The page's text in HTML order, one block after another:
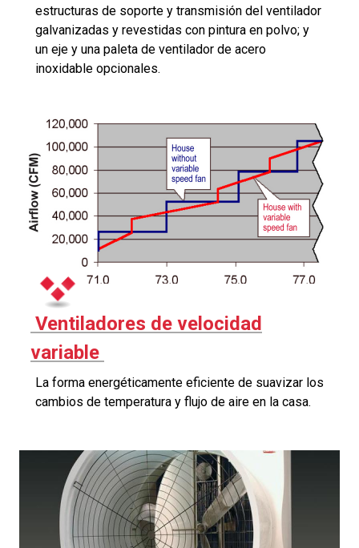
estructuras de soporte y transmisión del ventilador
galvanizadas y revestidas con pintura en polvo; y
un eje y una paleta de ventilador de acero
inoxidable opcionales.
Ventiladores de velocidad
variable
La forma energéticamente eficiente de suavizar los
cambios de temperatura y flujo de aire en la casa.